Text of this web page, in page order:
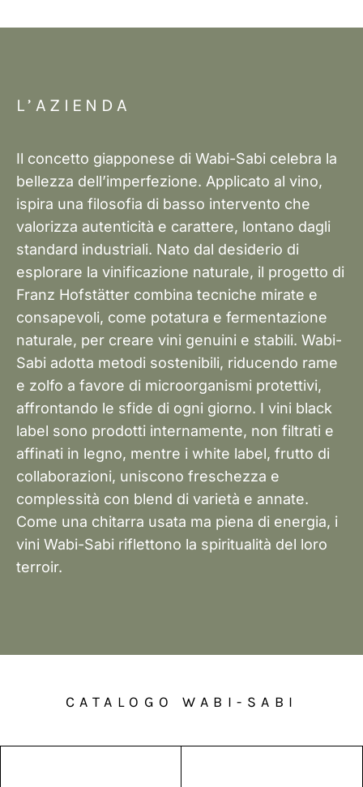
L’AZIENDA
Il concetto giapponese di Wabi-Sabi celebra la
bellezza dell’imperfezione. Applicato al vino,
ispira una filosofia di basso intervento che
valorizza autenticità e carattere, lontano dagli
standard industriali. Nato dal desiderio di
esplorare la vinificazione naturale, il progetto di
Franz Hofstätter combina tecniche mirate e
consapevoli, come potatura e fermentazione
naturale, per creare vini genuini e stabili. Wabi-
Sabi adotta metodi sostenibili, riducendo rame
e zolfo a favore di microorganismi protettivi,
affrontando le sfide di ogni giorno. I vini black
label sono prodotti internamente, non filtrati e
affinati in legno, mentre i white label, frutto di
collaborazioni, uniscono freschezza e
complessità con blend di varietà e annate.
Come una chitarra usata ma piena di energia, i
vini Wabi-Sabi riflettono la spiritualità del loro
terroir.
CATALOGO WABI-SABI